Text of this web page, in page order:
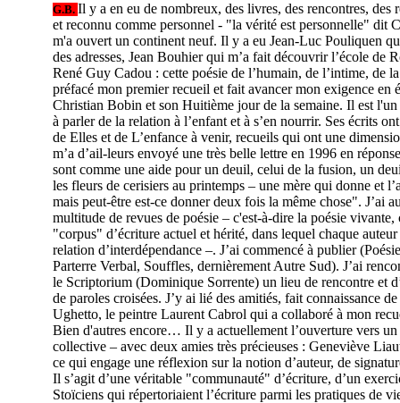
G.B. Il y a en eu de nombreux, des livres, des rencontres, des
et reconnu comme personnel - "la vérité est personnelle" dit
m'a ouvert un continent neuf. Il y a eu Jean-Luc Pouliquen
des adresses, Jean Bouhier qui m’a fait découvrir l’école de
René Guy Cadou : cette poésie de l’humain, de l’intime, de
préfacé mon premier recueil et fait avancer mon exigence en
Christian Bobin et son Huitième jour de la semaine. Il est l'un
à parler de la relation à l’enfant et à s’en nourrir. Ses écrits
de Elles et de L’enfance à venir, recueils qui ont une
m’a d’ail-leurs envoyé une très belle lettre en 1996 en
sont comme une aide pour un deuil, celui de la fusion, un
les fleurs de cerisiers au printemps – une mère qui donne et
mais peut-être est-ce donner deux fois la même chose". J’ai
multitude de revues de poésie – c'est-à-dire la poésie
"corpus" d’écriture actuel et hérité, dans lequel chaque auteur
relation d’interdépendance –. J’ai commencé à publier
Parterre Verbal, Souffles, dernièrement Autre Sud). J’ai
le Scriptorium (Dominique Sorrente) un lieu de rencontre et
de paroles croisées. J’y ai lié des amitiés, fait connaissance
Ughetto, le peintre Laurent Cabrol qui a collaboré à mon
Bien d'autres encore… Il y a actuellement l’ouverture vers un
collective – avec deux amies très précieuses : Geneviève
ce qui engage une réflexion sur la notion d’auteur, de
Il s’agit d’une véritable "communauté" d’écriture, d’un
Stoïciens qui répertoriaient l’écriture parmi les pratiques de